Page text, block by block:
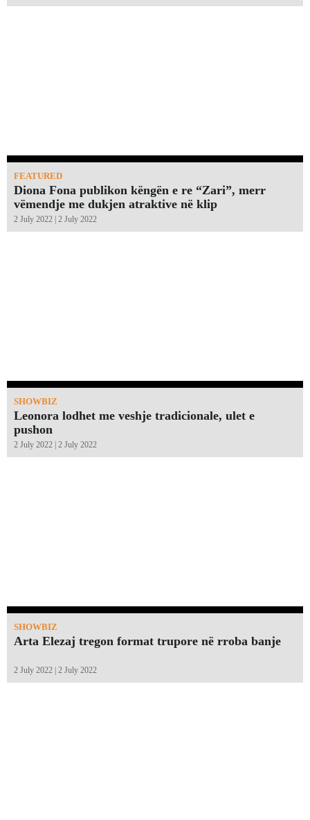
FEATURED
Diona Fona publikon këngën e re “Zari”, merr
vëmendje me dukjen atraktive në klip
2 July 2022 | 2 July 2022
SHOWBIZ
Leonora lodhet me veshje tradicionale, ulet e
pushon
2 July 2022 | 2 July 2022
SHOWBIZ
Arta Elezaj tregon format trupore në rroba banje
2 July 2022 | 2 July 2022